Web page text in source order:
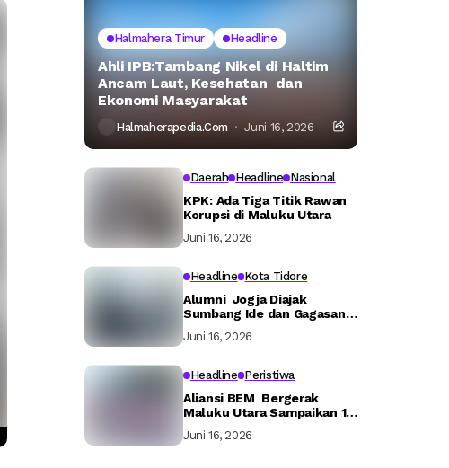
Halmahera Timur Headline
Ahli IPB:Tambang Nikel di Haltim
Ancam Laut, Kesehatan dan
Ekonomi Masyarakat
Halmaherapedia.com Juni 16, 2026
Daerah Headline Nasional
KPK: Ada Tiga Titik Rawan
Korupsi di Maluku Utara
Juni 16, 2026
Headline Kota Tidore
Alumni Jogja Diajak
Sumbang Ide dan Gagasan
Juni 16, 2026
Headline Peristiwa
Aliansi BEM Bergerak
Maluku Utara Sampaikan 16
Juni 16, 2026